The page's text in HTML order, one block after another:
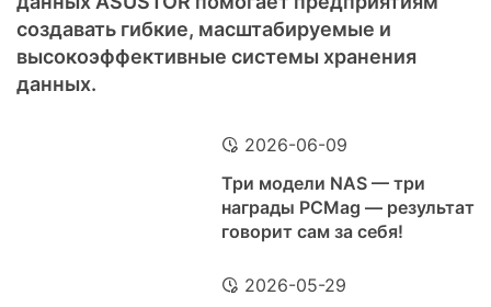
создавать гибкие, масштабируемые и
высокоэффективные системы хранения
данных.
2026-06-09
Три модели NAS — три
награды PCMag — результат
говорит сам за себя!
2026-05-29